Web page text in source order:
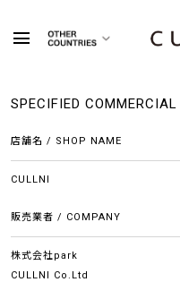
SPECIFIED
店舗名 / SHOP NAME
CULLNI
販売業者 / COMPANY
株式会社park
CULLNI Co.Ltd